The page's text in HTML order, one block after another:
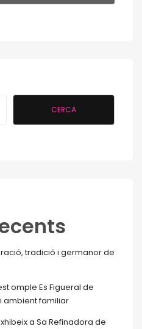
CERCA
tradició i germanor de
omple Es Figueral de
ambient familiar
a Sa Refinadora de